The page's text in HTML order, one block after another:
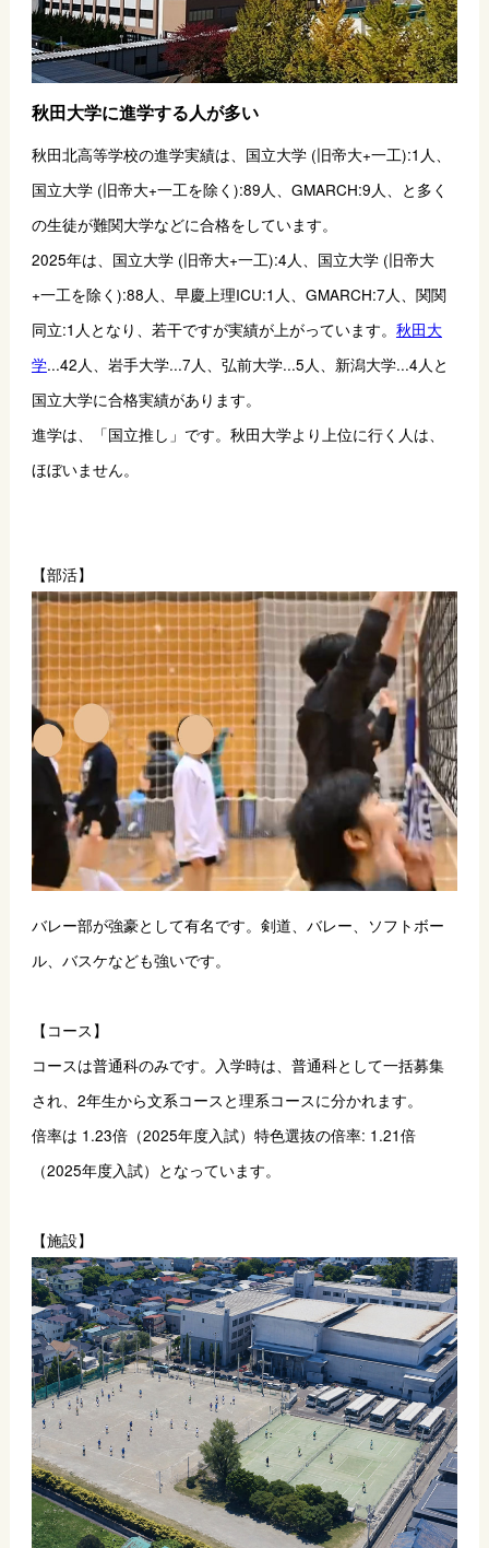
秋田大学に進学する人が多い
秋田北高等学校の進学実績は、国立大学 (旧帝大+一工):1人、
国立大学 (旧帝大+一工を除く):89人、GMARCH:9人、と多く
の生徒が難関大学などに合格をしています。
2025年は、国立大学 (旧帝大+一工):4人、国立大学 (旧帝大
+一工を除く):88人、早慶上理ICU:1人、GMARCH:7人、関関
同立:1人となり、若干ですが実績が上がっています。 秋田大
学...42人、岩手大学...7人、弘前大学...5人、新潟大学...4人と
国立大学に合格実績があります。
進学は、「国立推し」です。秋田大学より上位に行く人は、
ほぼいません。
【部活】
バレー部が強豪として有名です。剣道、バレー、ソフトボー
ル、バスケなども強いです。
【コース】
コースは普通科のみです。入学時は、普通科として一括募集
され、2年生から文系コースと理系コースに分かれます。
倍率は 1.23倍（2025年度入試）特色選抜の倍率: 1.21倍
（2025年度入試）となっています。
【施設】